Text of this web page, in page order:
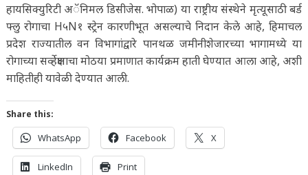
हायसिक्युरिटी अॅनिमल डिसीजेस. भोपाळ) या राष्ट्रीय संस्थेने मृत्यूसाठी बर्ड
फ्लु रोगाचा H५N१ स्ट्रेन कारणीभूत असल्याचे निदान केले आहे, हिमाचल
प्रदेश राज्यातील वन विभागांद्वारे पानथळ जमीनीशेजारच्या भागामध्ये या
रोगाच्या सर्व्हेक्षणाचा मोठया प्रमाणात कार्यक्रम हाती घेण्यात आला आहे, अशी
माहितीही यावेळी देण्यात आली.
Share this:
WhatsApp Facebook X
LinkedIn Print